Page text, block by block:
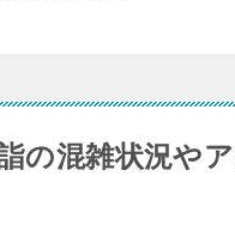
の混雑状況や